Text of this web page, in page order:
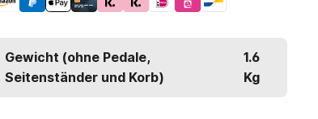
Gewicht (ohne Pedale,
Seitenständer und Korb)
1.6
Kg